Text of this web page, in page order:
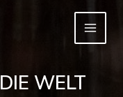
WELT